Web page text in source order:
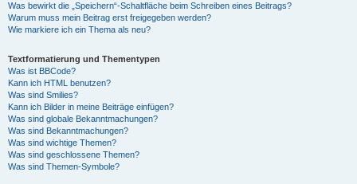
Was bewirkt die „Speichern“-Schaltfläche beim Schreiben eines Beitrags?
Warum muss mein Beitrag erst freigegeben werden?
Wie markiere ich ein Thema als neu?
Textformatierung und Thementypen
Was ist BBCode?
Kann ich HTML benutzen?
Was sind Smilies?
Kann ich Bilder in meine Beiträge einfügen?
Was sind globale Bekanntmachungen?
Was sind Bekanntmachungen?
Was sind wichtige Themen?
Was sind geschlossene Themen?
Was sind Themen-Symbole?